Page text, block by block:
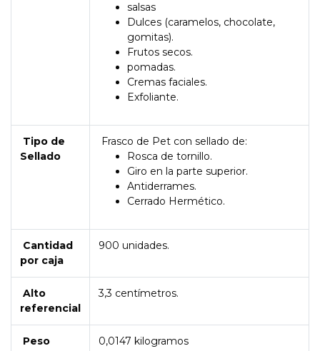
salsas
Dulces (caramelos, chocolate,
gomitas).
Frutos secos.
pomadas.
Cremas faciales.
Exfoliante.
Tipo de
Sellado
Frasco de Pet con sellado de:
Rosca de tornillo.
Giro en la parte superior.
Antiderrames.
Cerrado Hermético.
Cantidad
por caja
900 unidades.
Alto
referencial
3,3 centímetros.
Peso
0,0147 kilogramos